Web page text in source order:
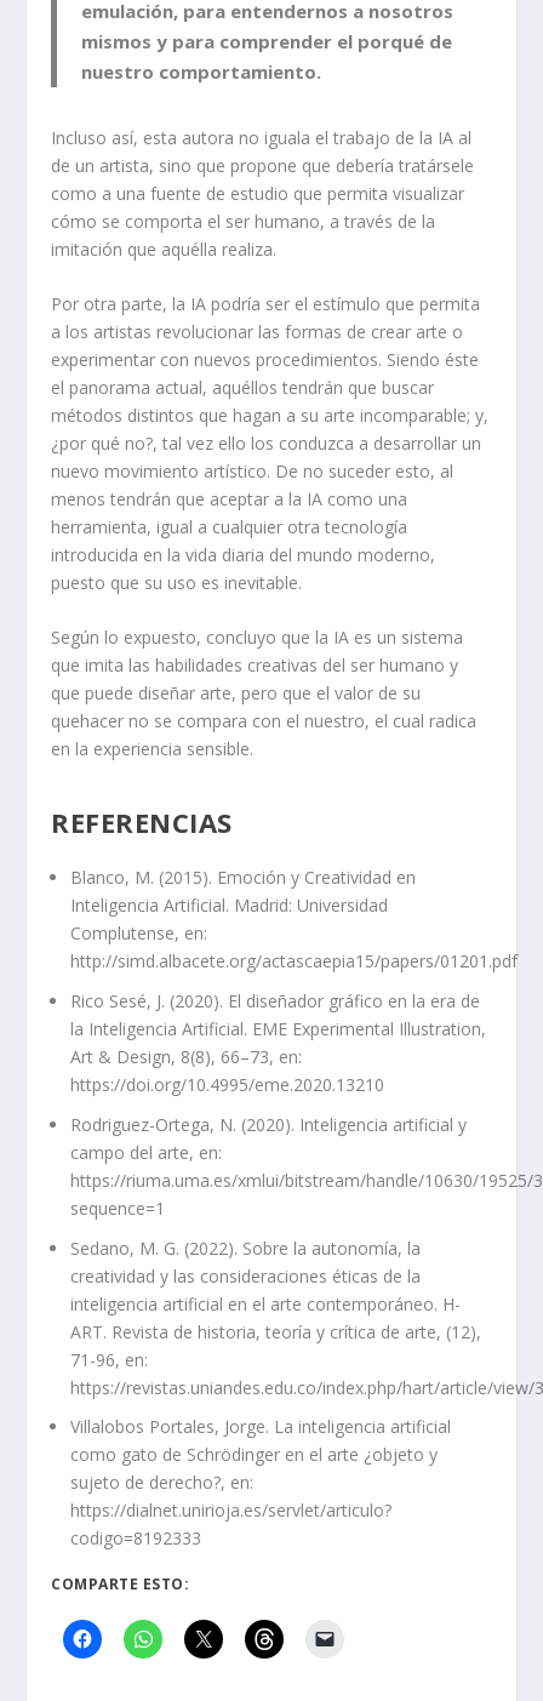
emulación, para entendernos a nosotros
mismos y para comprender el porqué de
nuestro comportamiento.
Incluso así, esta autora no iguala el trabajo de la IA al
de un artista, sino que propone que debería tratársele
como a una fuente de estudio que permita visualizar
cómo se comporta el ser humano, a través de la
imitación que aquélla realiza.
Por otra parte, la IA podría ser el estímulo que permita
a los artistas revolucionar las formas de crear arte o
experimentar con nuevos procedimientos. Siendo éste
el panorama actual, aquéllos tendrán que buscar
métodos distintos que hagan a su arte incomparable; y,
¿por qué no?, tal vez ello los conduzca a desarrollar un
nuevo movimiento artístico. De no suceder esto, al
menos tendrán que aceptar a la IA como una
herramienta, igual a cualquier otra tecnología
introducida en la vida diaria del mundo moderno,
puesto que su uso es inevitable.
Según lo expuesto, concluyo que la IA es un sistema
que imita las habilidades creativas del ser humano y
que puede diseñar arte, pero que el valor de su
quehacer no se compara con el nuestro, el cual radica
en la experiencia sensible.
REFERENCIAS
Blanco, M. (2015). Emoción y Creatividad en
Inteligencia Artificial. Madrid: Universidad
Complutense, en:
http://simd.albacete.org/actascaepia15/papers/01201.pdf
Rico Sesé, J. (2020). El diseñador gráfico en la era de
la Inteligencia Artificial. EME Experimental Illustration,
Art & Design, 8(8), 66–73, en:
https://doi.org/10.4995/eme.2020.13210
Rodriguez-Ortega, N. (2020). Inteligencia artificial y
campo del arte, en:
https://riuma.uma.es/xmlui/bitstream/handle/10630/19525/
sequence=1
Sedano, M. G. (2022). Sobre la autonomía, la
creatividad y las consideraciones éticas de la
inteligencia artificial en el arte contemporáneo. H-
ART. Revista de historia, teoría y crítica de arte, (12),
71-96, en:
https://revistas.uniandes.edu.co/index.php/hart/article/
Villalobos Portales, Jorge. La inteligencia artificial
como gato de Schrödinger en el arte ¿objeto y
sujeto de derecho?, en:
https://dialnet.unirioja.es/servlet/articulo?
codigo=8192333
COMPARTE ESTO: